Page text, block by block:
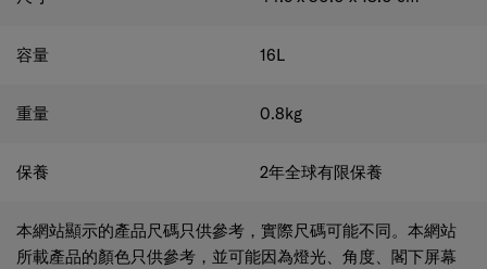
容量 16L
重量 0.8kg
保養 2年全球有限保養
本網站顯示的產品尺碼只供參考，實際尺碼可能不同。本網站
所載產品的顏色只供參考，並可能因為燈光、角度、閣下屏幕